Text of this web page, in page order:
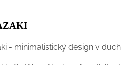
- minimalistický design v